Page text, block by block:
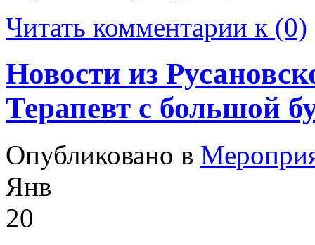
Читать комментарии к (0)
Новости из
Терапевт с большой
Опубликовано в
Янв
20